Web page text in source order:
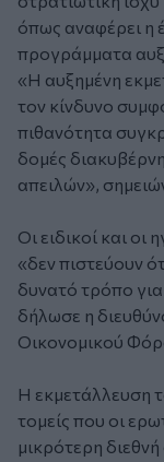
όπως αναφέρει η
προγράμματα
«Η αυξημένη
τον κίνδυνο
πιθανότητα
δομές
απειλών»,
Οι ειδικοί και
«δεν πιστεύουν
δυνατό τρόπο
δήλωσε η
Οικονομικού
Η εκμετάλλευση
τομείς που οι
μικρότερη